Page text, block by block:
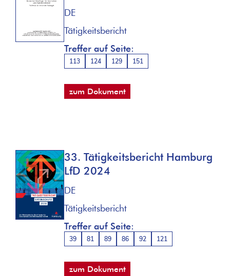
DE
Tätigkeitsbericht
Treffer auf Seite:
113 124 129 151
zum Dokument
33. Tätigkeitsbericht Hamburg
LfD 2024
DE
Tätigkeitsbericht
Treffer auf Seite:
39 81 89 86 92 121
zum Dokument